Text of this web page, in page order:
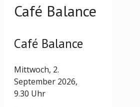
Café Balance
Café Balance
Mittwoch, 2.
September 2026,
9.30 Uhr